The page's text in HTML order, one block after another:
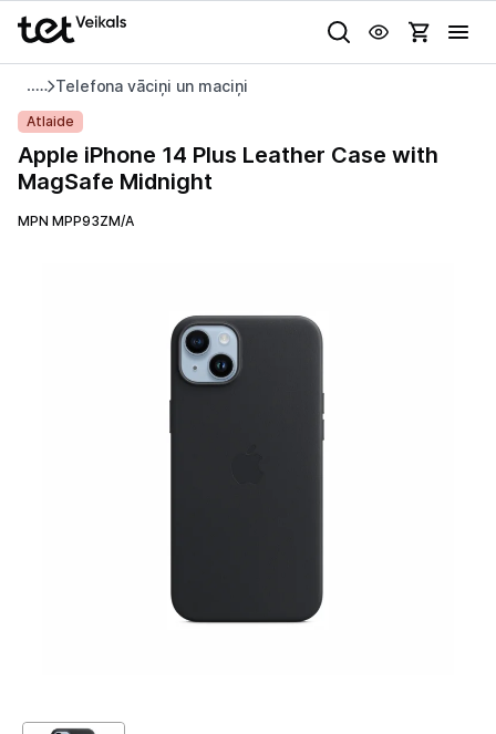
Uz kategorijam Uz galveno saturu
Telefona vāciņi un maciņi
Pasūtījuma statuss
Izvēlies kāroto ierīci izdevīgāk!
TV un audio
Mobilie telefoni un viedtālruņi
Globāls iestatījums animāciju aktivizēšanai vai deaktivizēšanai visā
Apple
iPhone
14
Plus
Leather
Atlaide
Apple iPhone 14 Plus Leather Case with
MagSafe Midnight
MPN MPP93ZM/A